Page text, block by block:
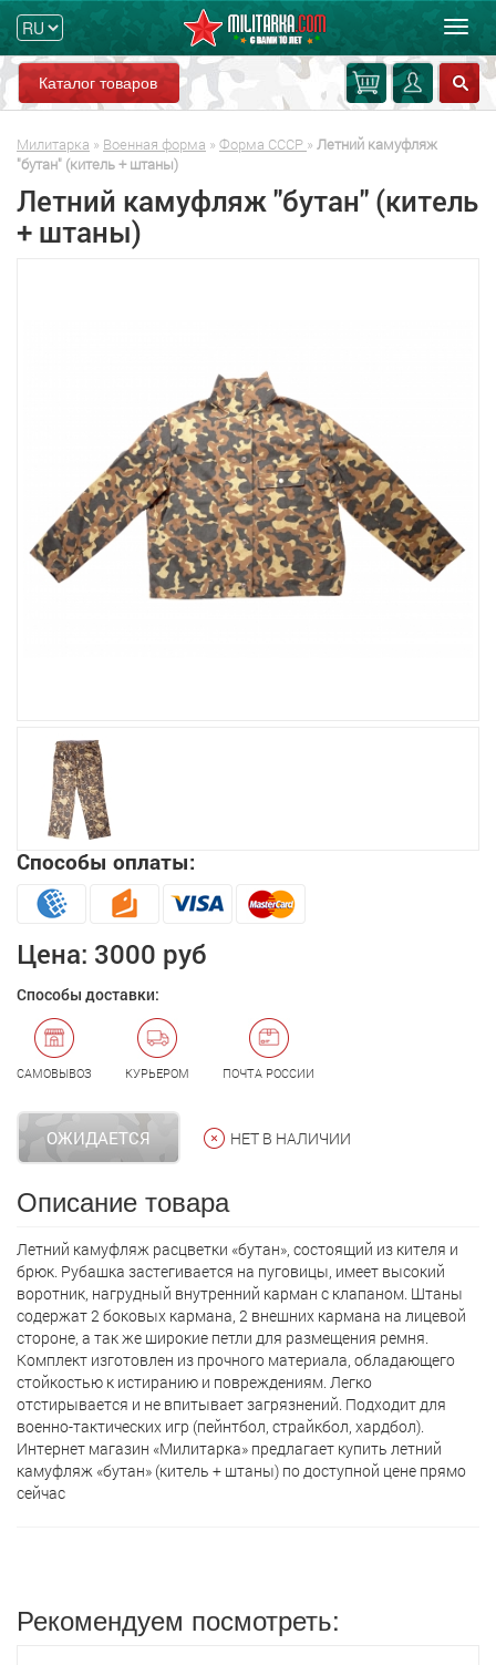
Каталог товаров
Милитарка » Военная форма » Форма СССР » Летний камуфляж
"бутан" (китель + штаны)
Летний камуфляж "бутан" (китель
+ штаны)
Способы оплаты:
Цена: 3000 руб
Способы доставки:
САМОВЫВОЗ КУРЬЕРОМ ПОЧТА РОССИИ
ОЖИДАЕТСЯ НЕТ В НАЛИЧИИ
Описание товара
Летний камуфляж расцветки «бутан», состоящий из кителя и
брюк. Рубашка застегивается на пуговицы, имеет высокий
воротник, нагрудный внутренний карман с клапаном. Штаны
содержат 2 боковых кармана, 2 внешних кармана на лицевой
стороне, а так же широкие петли для размещения ремня.
Комплект изготовлен из прочного материала, обладающего
стойкостью к истиранию и повреждениям. Легко
отстирывается и не впитывает загрязнений. Подходит для
военно-тактических игр (пейнтбол, страйкбол, хардбол).
Интернет магазин «Милитарка» предлагает кyпить летний
камуфляж «бутан» (китель + штаны) по доступной цене прямо
сейчас
Рекомендуем посмотреть: